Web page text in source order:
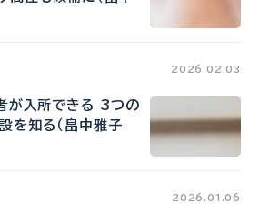
2026.02.03
者が入所できる 3つの
を知る（畠中雅子
2026.01.06